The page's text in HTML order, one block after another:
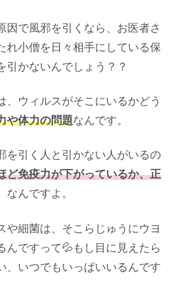
因で風邪を引くなら、お医者さ
れ小僧を日々相手にしている保
引かないんでしょう？？
、ウィルスがそこにいるかどう
や体力の問題なんです。
を引く人と引かない人がいるの
ど免疫力が下がっているか、正
なんですよ。
や細菌は、そこらじゅうにウヨ
んですって💦もし目に見えたら
、いつでもいっぱいいるんです